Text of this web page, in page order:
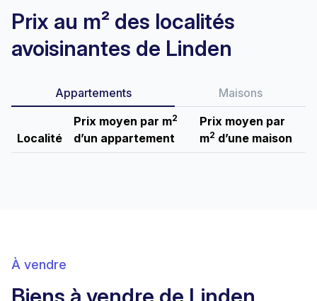
Prix au m² des localités
avoisinantes de Linden
Appartements Maisons
Localité
Prix moyen par m2
d’un appartement
Prix moyen par
m2 d’une maison
À vendre